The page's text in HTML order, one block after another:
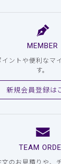
MEMBER
ントや便利なマ
す。
新規会員登録は
TEAM
のお見積りや、